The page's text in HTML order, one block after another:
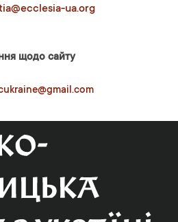
ua.org
щодо сайту